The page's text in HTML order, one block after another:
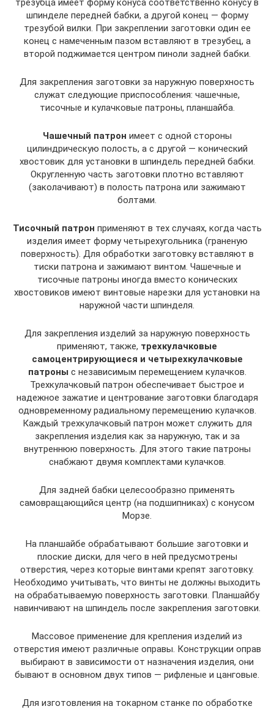
шпинделе передней бабки, а другой конец — форму
трезубой вилки. При закреплении заготовки один ее
конец с намеченным пазом вставляют в трезубец, а
второй поджимается центром пиноли задней бабки.
Для закрепления заготовки за наружную поверхность
служат следующие приспособления: чашечные,
тисочные и кулачковые патроны, планшайба.
Чашечный патрон имеет с одной стороны
цилиндрическую полость, а с другой — конический
хвостовик для установки в шпиндель передней бабки.
Округленную часть заготовки плотно вставляют
(заколачивают) в полость патрона или зажимают
болтами.
Тисочный патрон применяют в тех случаях, когда часть
изделия имеет форму четырехугольника (граненую
поверхность). Для обработки заготовку вставляют в
тиски патрона и зажимают винтом. Чашечные и
тисочные патроны иногда вместо конических
хвостовиков имеют винтовые нарезки для установки на
наружной части шпинделя.
Для закрепления изделий за наружную поверхность
применяют, также, трехкулачковые
самоцентрирующиеся и четырехкулачковые
патроны с независимым перемещением кулачков.
Трехкулачковый патрон обеспечивает быстрое и
надежное зажатие и центрование заготовки благодаря
одновременному радиальному перемещению кулачков.
Каждый трехкулачковый патрон может служить для
закрепления изделия как за наружную, так и за
внутреннюю поверхность. Для этого такие патроны
снабжают двумя комплектами кулачков.
Для задней бабки целесообразно применять
самовращающийся центр (на подшипниках) с конусом
Морзе.
На планшайбе обрабатывают большие заготовки и
плоские диски, для чего в ней предусмотрены
отверстия, через которые винтами крепят заготовку.
Необходимо учитывать, что винты не должны выходить
на обрабатываемую поверхность заготовки. Планшайбу
навинчивают на шпиндель после закрепления заготовки.
Массовое применение для крепления изделий из
отверстия имеют различные оправы. Конструкции оправ
выбирают в зависимости от назначения изделия, они
бывают в основном двух типов — рифленые и цанговые.
Для изготовления на токарном станке по обработке